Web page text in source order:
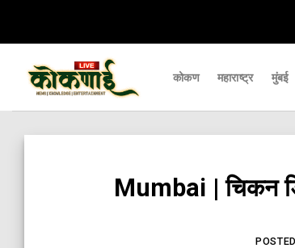
कोकण महाराष्ट्र मुंबई
Mumbai | चिकन